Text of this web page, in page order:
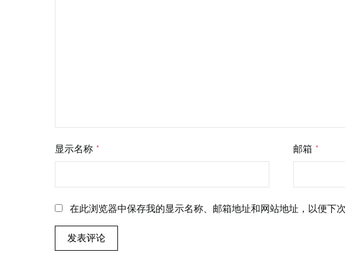
显示名称 * 邮箱 *
在此浏览器中保存我的显示名称、邮箱地址和网站地址，以便下次